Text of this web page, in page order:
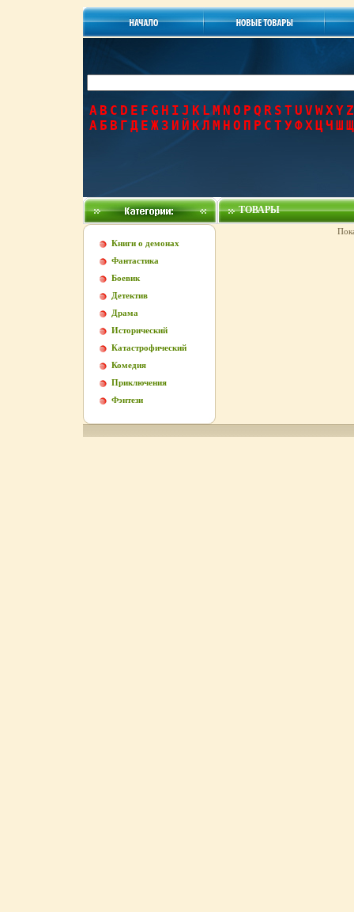
A B C D E F G H I J K L M N O P Q R S T U V WXYZ
А Б В Г Д Е Ж З И Й КЛ М Н О П Р С Т УФХЦЧ Ш Щ
Книги о демонах
Фантастика
Боевик
Детектив
Драма
Исторический
Катастрофический
Комедия
Приключения
Фэнтези
ТОВАРЫ